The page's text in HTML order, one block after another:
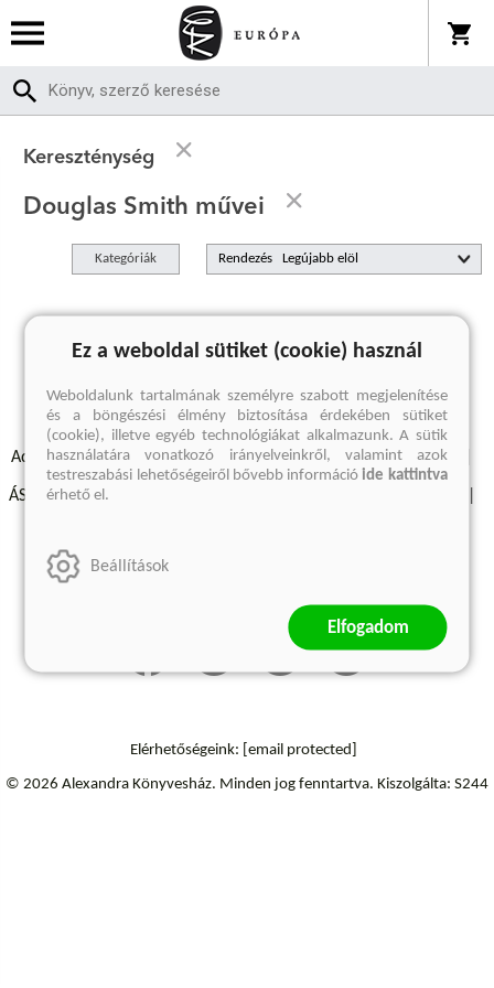
Kereszténység
Douglas Smith művei
Kategóriák Rendezés
A keresett kifejezésre nincs találat
Adatvédelmi szabályzatok Elállási felmondási nyilatkozat
ÁSZF - Vásárlási feltételek
Elérhetőségeink: [email protected]
© 2026 Alexandra Könyvesház. Minden jog fenntartva. Kiszolgálta: S244
Ez a weboldal sütiket (cookie) használ
Weboldalunk tartalmának személyre szabott megjelenítése
és a böngészési élmény biztosítása érdekében sütiket
(cookie), illetve egyéb technológiákat alkalmazunk. A sütik
használatára vonatkozó irányelveinkről, valamint azok
testreszabási lehetőségeiről bővebb információide kattintva
érhető el.
Beállítások
Elfogadom